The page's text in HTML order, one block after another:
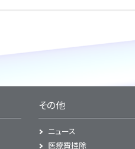
その他
ニュース
医療費控除